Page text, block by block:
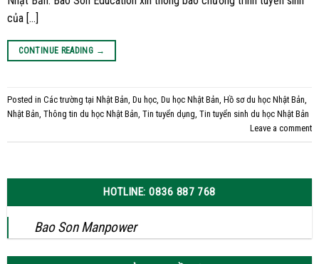
của […]
CONTINUE READING →
Posted in Các trường tại Nhật Bản Du học Du học Nhật Bản Hồ sơ du học Nhật Bản
Nhật Bản Thông tin du học Nhật Bản Tin tuyển dụng Tin tuyển sinh du học Nhật Bản
Leave a comment
HOTLINE: 0836 887 768
Bao Son Manpower